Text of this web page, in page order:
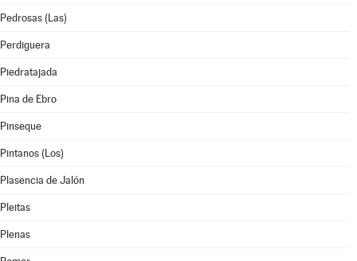
Pedrosas (Las)
Perdiguera
Piedratajada
Pina de Ebro
Pinseque
Pintanos (Los)
Plasencia de Jalón
Pleitas
Plenas